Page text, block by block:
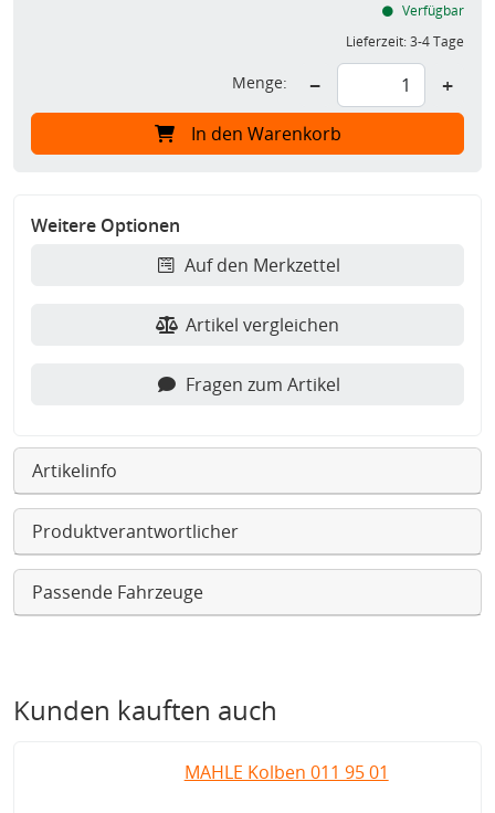
Verfügbar
Lieferzeit:3-4 Tage
Menge: − +
In den Warenkorb
Weitere Optionen
Auf den Merkzettel
Artikel vergleichen
Fragen zum Artikel
Artikelinfo
Produktverantwortlicher
Passende Fahrzeuge
Kunden kauften auch
MAHLE Kolben 011 95 01